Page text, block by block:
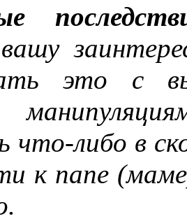
это с
что-либо в
к папе